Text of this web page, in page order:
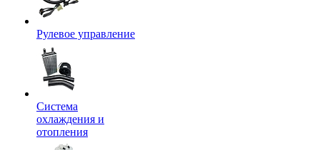
Рулевое управление
Система
охлаждения и
отопления